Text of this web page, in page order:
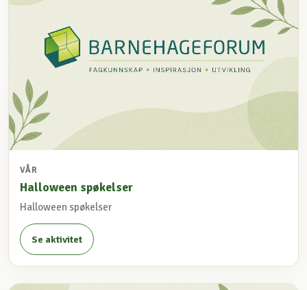
VÅR
Halloween spøkelser
Halloween spøkelser
Se aktivitet